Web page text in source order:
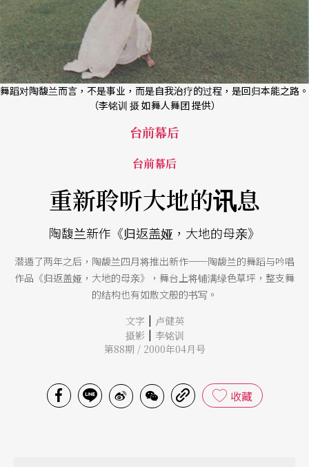
舞蹈对陶馥兰而言，不是事业，而是自我治疗的过程，是回归本能之路。
（李铭训 摄 如舞人舞团 提供）
台前幕后
台前幕后
重新聆听大地的讯息
陶馥兰新作《归返盖娅，大地的母亲》
潜遁了两年之后，陶馥兰四月将推出新作──陶馥兰的舞蹈与吟唱
作品《归返盖娅，大地的母亲》，舞台上将铺满绿色草坪，整支舞
的结构也有如散文般的书写。
文字 | 卢健英
摄影 | 李铭训
第88期 / 2000年04月号
收藏